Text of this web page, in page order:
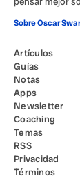
Sobre Oscar
Artículos
Guías
Notas
Apps
Newsletter
Coaching
Temas
RSS
Privacidad
Términos